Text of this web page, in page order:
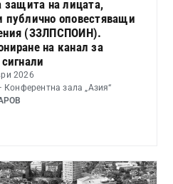
защита на лицата,
оповестяващи
(ЗЗЛПСПОИН).
на канал за
2026
Конферентна зала „Азия“